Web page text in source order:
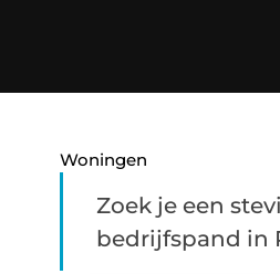
Woningen
Zoek je een
bedrijfspand in